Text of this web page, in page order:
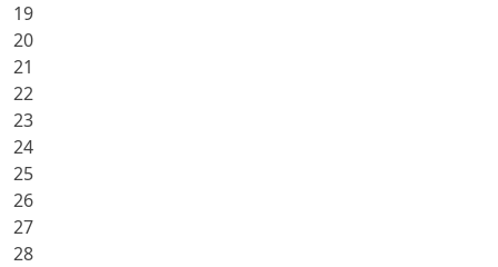
19
20
21
22
23
24
25
26
27
28